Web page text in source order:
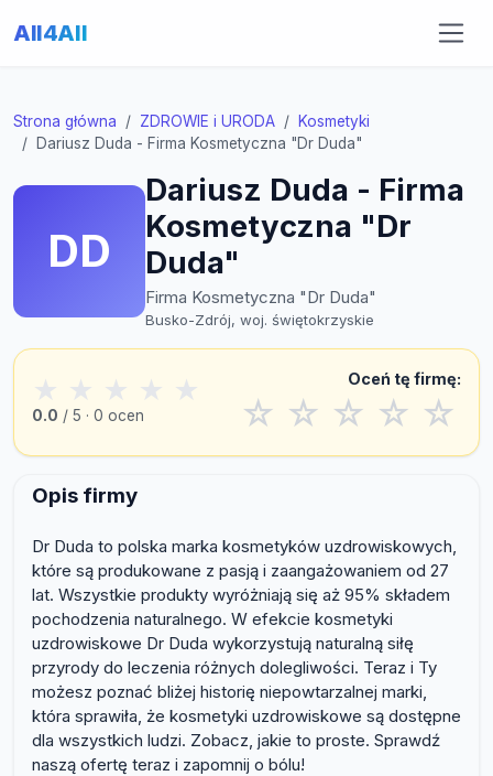
All4All
Strona główna ZDROWIE i URODA
Kosmetyki
Dariusz Duda - Firma Kosmetyczna "Dr Duda"
DD
Dariusz Duda - Firma
Kosmetyczna "Dr
Duda"
Firma Kosmetyczna "Dr Duda"
Busko-Zdrój, woj. świętokrzyskie
★ ★ ★ ★ ★
0.0 / 5 · 0 ocen
Oceń tę firmę:
☆ ☆ ☆ ☆ ☆
Opis firmy
Dr Duda to polska marka kosmetyków uzdrowiskowych,
które są produkowane z pasją i zaangażowaniem od 27
lat. Wszystkie produkty wyróżniają się aż 95% składem
pochodzenia naturalnego. W efekcie kosmetyki
uzdrowiskowe Dr Duda wykorzystują naturalną siłę
przyrody do leczenia różnych dolegliwości. Teraz i Ty
możesz poznać bliżej historię niepowtarzalnej marki,
która sprawiła, że kosmetyki uzdrowiskowe są dostępne
dla wszystkich ludzi. Zobacz, jakie to proste. Sprawdź
naszą ofertę teraz i zapomnij o bólu!